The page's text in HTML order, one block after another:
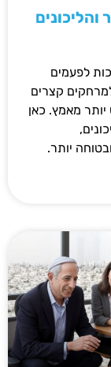
והליכונים
לפעמים
קצרים
יותר מאמץ. כאן
יותר.